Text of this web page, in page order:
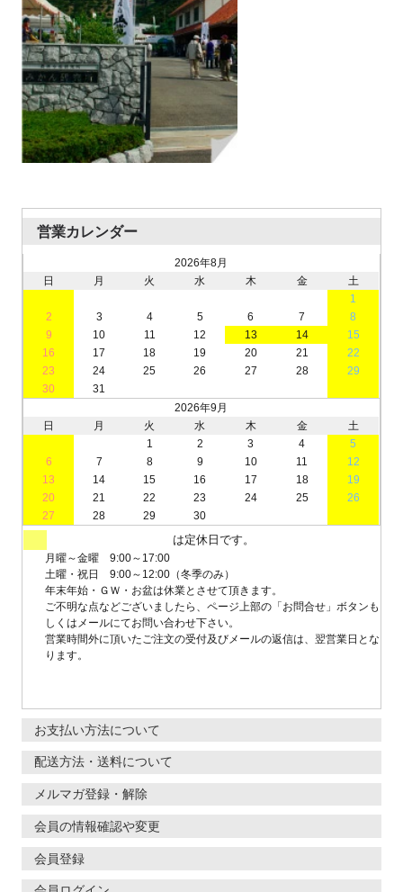
営業カレンダー
2026年8月
日
月 火 水 木 金
土
1
2
3 4 5 6 7
8
9
10 11 12 13 14
15
16
17 18 19 20 21
22
23
24 25 26 27 28
29
30
31
2026年9月
日
月 火 水 木 金
土
1
2 3 4
5
6
7 8 9 10 11
12
13
14 15 16 17 18
19
20
21 22 23 24 25
26
27
28 29 30
は定休日です。
月曜～金曜 9:00～17:00
土曜・祝日 9:00～12:00（冬季のみ）
年末年始・ＧＷ・お盆は休業とさせて頂きます。
ご不明な点などございましたら、ページ上部の「お問合せ」ボタンも
しくはメールにてお問い合わせ下さい。
営業時間外に頂いたご注文の受付及びメールの返信は、翌営業日とな
ります。
お支払い方法について
配送方法・送料について
メルマガ登録・解除
会員の情報確認や変更
会員登録